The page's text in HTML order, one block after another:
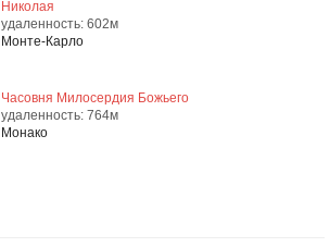
Николая
удаленность: 602м
Монте-Карло
Часовня Милосердия Божьего
удаленность: 764м
Монако